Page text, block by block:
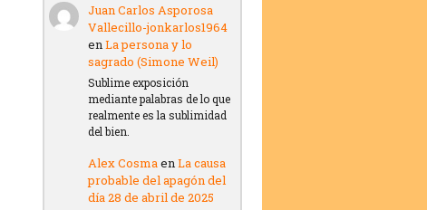
Juan Carlos Asporosa
Vallecillo-jonkarlos1964
enLa persona y lo
sagrado (Simone Weil)
Sublime exposición
mediante palabras de lo que
realmente es la sublimidad
del bien.
Alex CosmaenLa causa
probable del apagón del
día 28 de abril de 2025